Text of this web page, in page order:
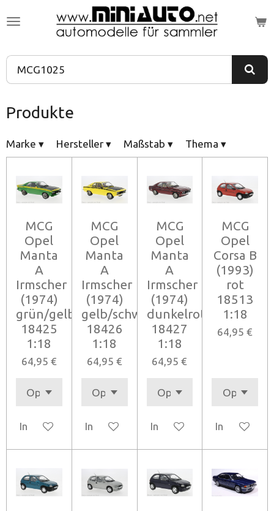
Hauptinhalt
Produkte
Marke ▾ Hersteller ▾ Maßstab ▾ Thema ▾
MCG
Opel
Manta
A
Irmscher
(1974)
grün/gelb
18425
1:18
64,95 €
In den Warenkorb
MCG
Opel
Manta
A
Irmscher
(1974)
gelb/schwarz
18426
1:18
64,95 €
In den Warenkorb
MCG
Opel
Manta
A
Irmscher
(1974)
dunkelrot
18427
1:18
64,95 €
In den Warenkorb
MCG
Opel
Corsa B
(1993)
rot
18513
1:18
64,95 €
In den